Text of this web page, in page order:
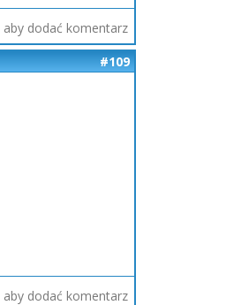
aby dodać komentarz
#109
aby dodać komentarz